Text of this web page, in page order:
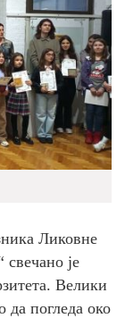
Ликовне
је
Велики
да погледа око